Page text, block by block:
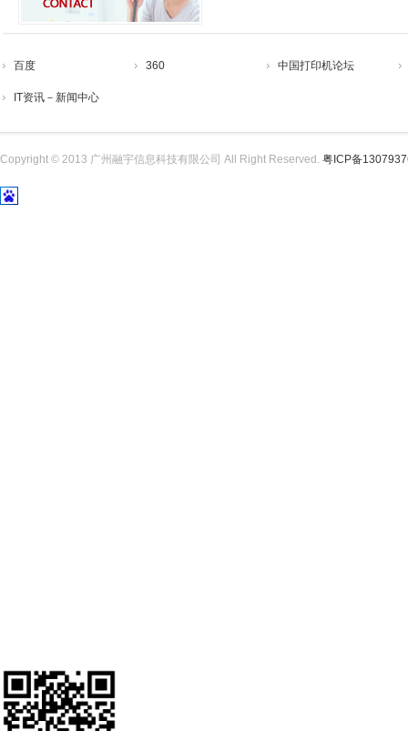
百度 360 中国打印机论坛
IT资讯－新闻中心
Copyright © 2013 广州融宇信息科技有限公司 All Right Reserved. 粤ICP备